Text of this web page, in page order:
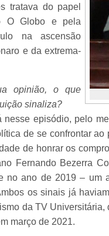
tratava do papel
O Globo e pela
na ascensão
e da extrema-
opinião, o que
sinaliza?
nesse episódio, pelo
de se confrontar
de honrar os
Fernando Bezerra
no ano de 2019 – um
os sinais já
da TV
março de 2021.